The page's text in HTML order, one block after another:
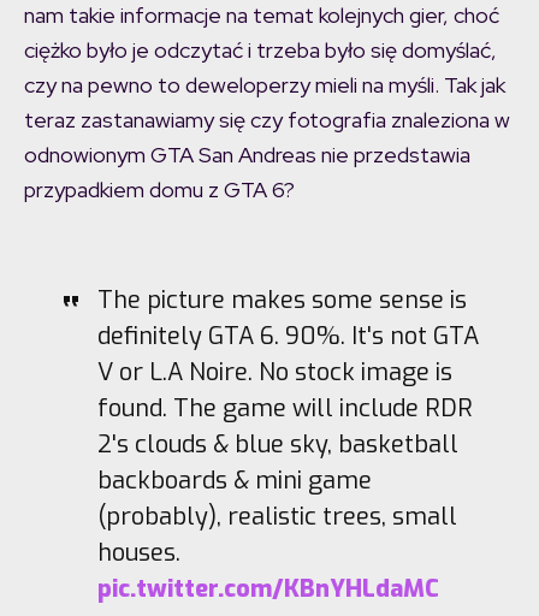
nam takie informacje na temat kolejnych gier, choć
ciężko było je odczytać i trzeba było się domyślać,
czy na pewno to deweloperzy mieli na myśli. Tak jak
teraz zastanawiamy się czy fotografia znaleziona w
odnowionym GTA San Andreas nie przedstawia
przypadkiem domu z GTA 6?
The picture makes some sense is
definitely GTA 6. 90%. It's not GTA
V or L.A Noire. No stock image is
found. The game will include RDR
2's clouds & blue sky, basketball
backboards & mini game
(probably), realistic trees, small
houses.
pic.twitter.com/KBnYHLdaMC